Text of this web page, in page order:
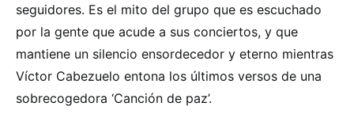
seguidores. Es el mito del grupo que es escuchado
por la gente que acude a sus conciertos, y que
mantiene un silencio ensordecedor y eterno mientras
Víctor Cabezuelo entona los últimos versos de una
sobrecogedora ‘Canción de paz’.